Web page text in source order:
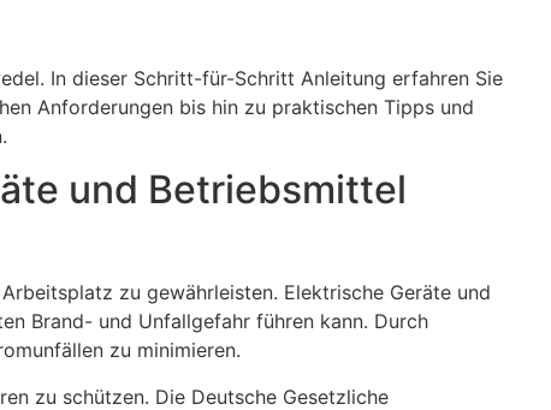
In dieser Schritt-für-Schritt Anleitung erfahren Sie
Anforderungen bis hin zu praktischen Tipps und
und Betriebsmittel
zu gewährleisten. Elektrische Geräte und
Brand- und Unfallgefahr führen kann. Durch
zu minimieren.
zu schützen. Die Deutsche Gesetzliche